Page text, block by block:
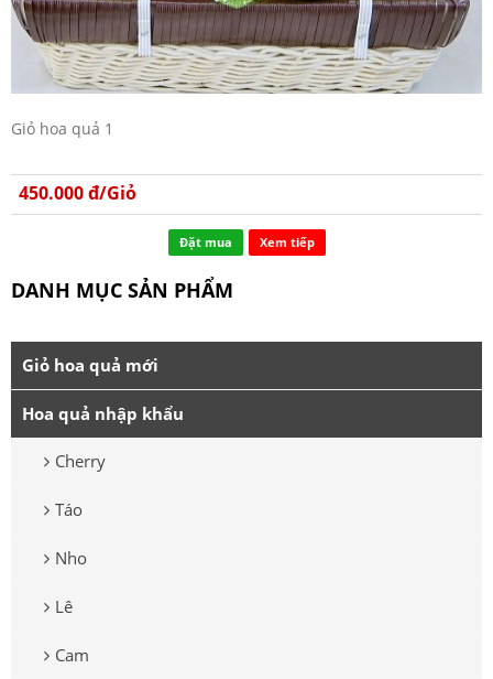
Giỏ hoa quả 1
450.000 đ/Giỏ
Đặt mua Xem tiếp
DANH MỤC SẢN PHẨM
Giỏ hoa quả mới
Hoa quả nhập khẩu
Cherry
Táo
Nho
Lê
Cam